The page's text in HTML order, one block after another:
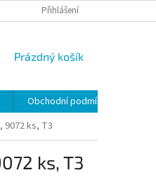
Přihlášení
NÁKUPNÍ
Prázdný košík
Obchodní podmínky
ks, T3
ks, T3